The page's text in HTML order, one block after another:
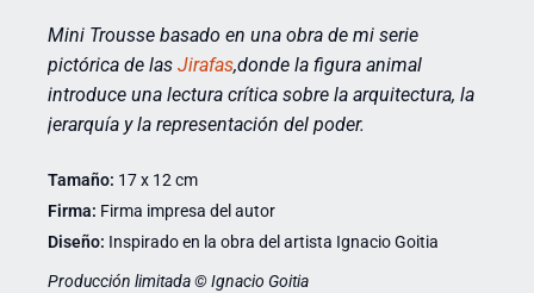
Mini Trousse basado en una obra de mi serie
pictórica de las Jirafas,donde la figura animal
introduce una lectura crítica sobre la arquitectura, la
jerarquía y la representación del poder.
Tamaño: 17 x 12 cm
Firma: Firma impresa del autor
Diseño: Inspirado en la obra del artista Ignacio Goitia
Producción limitada © Ignacio Goitia